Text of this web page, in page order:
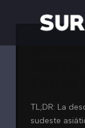
TL;DR: La
sudeste